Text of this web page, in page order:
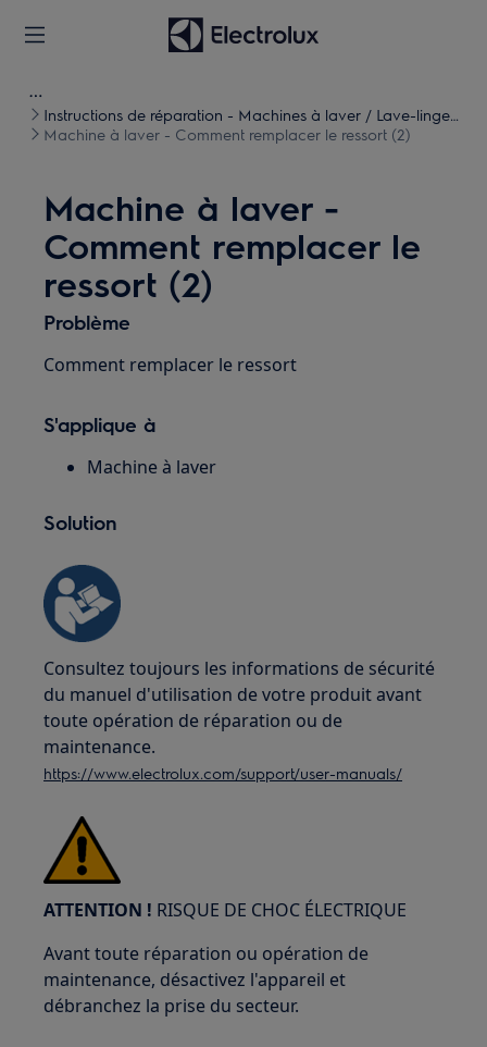
Instructions de réparation - Machines à laver / Lave-linge
séchants
Machine à laver - Comment remplacer le ressort (2)
Machine à laver -
Comment remplacer le
ressort (2)
Problème
Comment remplacer le ressort
S'applique à
Machine à laver
Solution
Consultez toujours les informations de sécurité
du manuel d'utilisation de votre produit avant
toute opération de réparation ou de
maintenance.
https://www.electrolux.com/support/user-manuals/
ATTENTION ! RISQUE DE CHOC ÉLECTRIQUE
Avant toute réparation ou opération de
maintenance, désactivez l'appareil et
débranchez la prise du secteur.